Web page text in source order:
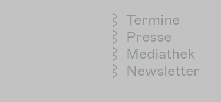
Sekundärmenu
Termine
Presse
Mediathek
Newsletter